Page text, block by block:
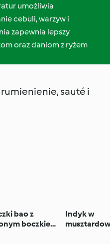
umożliwia
cebuli, warzyw i
zapewnia lepszy
oraz daniom z ryżem
sauté i
bao z
boczkiem i
Indyk w